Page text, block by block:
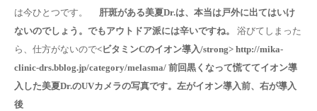
は今ひとつです。 肝斑がある美夏Dr.は、本当は戸外に出てはいけ
ないのでしょう。でもアウトドア派には辛いですね。
浴びてしまった
ら、仕方がないので<ビタミンCのイオン導入/strong> http://mika-
clinic-drs.bblog.jp/category/melasma/ 前回黒くなって慌ててイオン導
入した美夏Dr.のUVカメラの写真です。左がイオン導入前、右が導入
後